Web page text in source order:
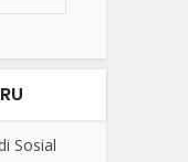
Sosial